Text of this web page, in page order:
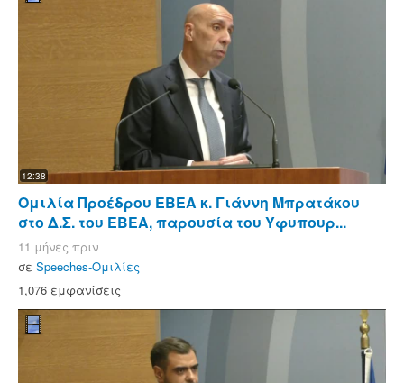
12:38
Ομιλία Προέδρου ΕΒΕΑ κ. Γιάννη Μπρατάκου
στο Δ.Σ. του ΕΒΕΑ, παρουσία του Υφυπουρ...
11 μήνες πριν
σε Speeches-Ομιλίες
1,076 εμφανίσεις